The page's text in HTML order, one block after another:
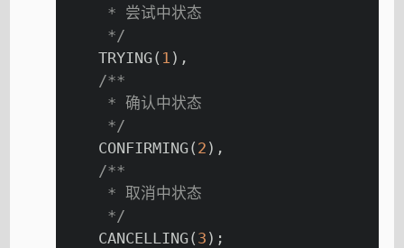
     * 尝试中状态
     */
    TRYING(
1 ),
/**
     * 确认中状态
     */
    CONFIRMING(
2 ),
/**
     * 取消中状态
     */
    CANCELLING(
3 );